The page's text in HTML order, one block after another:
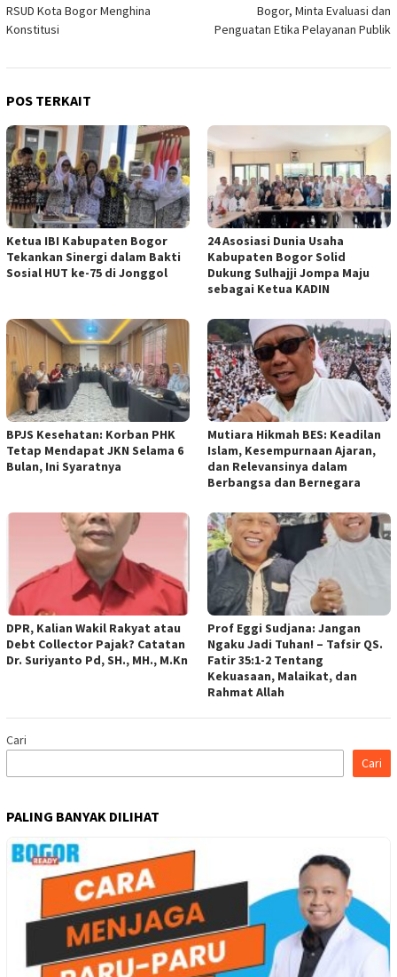
RSUD Kota Bogor Menghina
Konstitusi
Bogor, Minta Evaluasi dan
Penguatan Etika Pelayanan Publik
POS TERKAIT
Ketua IBI Kabupaten Bogor
Tekankan Sinergi dalam Bakti
Sosial HUT ke-75 di Jonggol
24 Asosiasi Dunia Usaha
Kabupaten Bogor Solid
Dukung Sulhajji Jompa Maju
sebagai Ketua KADIN
BPJS Kesehatan: Korban PHK
Tetap Mendapat JKN Selama 6
Bulan, Ini Syaratnya
Mutiara Hikmah BES: Keadilan
Islam, Kesempurnaan Ajaran,
dan Relevansinya dalam
Berbangsa dan Bernegara
DPR, Kalian Wakil Rakyat atau
Debt Collector Pajak? Catatan
Dr. Suriyanto Pd, SH., MH., M.Kn
Prof Eggi Sudjana: Jangan
Ngaku Jadi Tuhan! – Tafsir QS.
Fatir 35:1-2 Tentang
Kekuasaan, Malaikat, dan
Rahmat Allah
Cari
Cari
PALING BANYAK DILIHAT